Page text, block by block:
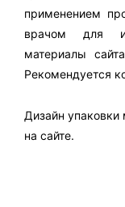
применением
врачом для
материалы
Рекомендуется
Дизайн упаковки
на сайте.